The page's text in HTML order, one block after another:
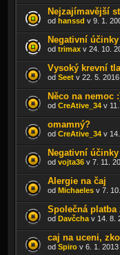
Nejzajímavější
od hanssd v 9. 1.
Negativní účinky
od trimax v 24. 10.
Vysoký krevní
od Seet v 22. 5.
Něco na nemoc
od CreAtive_34 v
omamný?
od CreAtive_34 v
Negativní
od vojta36 v 7. 11.
Alergie na čaj
od Michaeles v 7.
Společná platba
od Davčcha v 14. 8.
caj na uceni,
od Spiro v 6. 1. 2013